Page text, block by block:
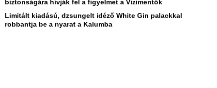
biztonságára hívják fel a figyelmet a Vízimentők
Limitált kiadású, dzsungelt idéző White Gin palackkal
robbantja be a nyarat a Kalumba